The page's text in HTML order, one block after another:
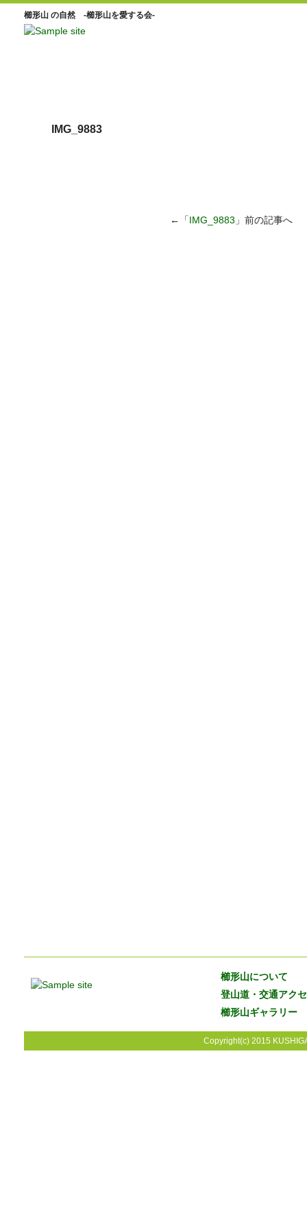
櫛形山 の自然 -櫛形山を愛する会-
IMG_9883
←「IMG_9883 」前の記事へ
櫛形山について
登山道・交通アク
櫛形山ギャラリー
Copyright(c) 2015